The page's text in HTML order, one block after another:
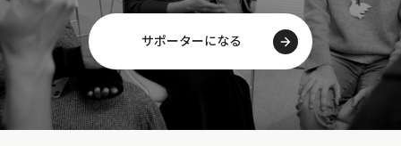
サポーターになる